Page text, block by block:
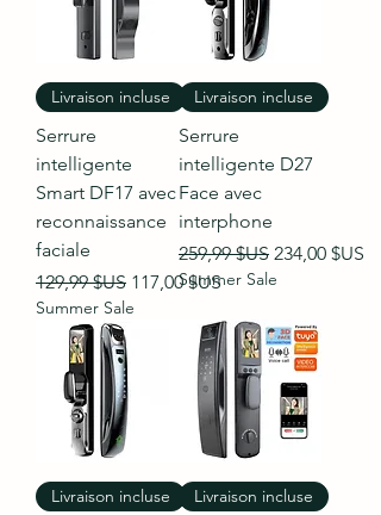
Livraison incluse
Serrure
intelligente
Smart DF17 avec
reconnaissance
faciale
Prix original
129,99 $US Prix promotionnel
117,00 $US
Summer Sale
Livraison incluse
Serrure
intelligente D27
Face avec
interphone
Prix original
259,99 $US Prix
234,00 $US
Summer Sale
Livraison incluse Livraison incluse